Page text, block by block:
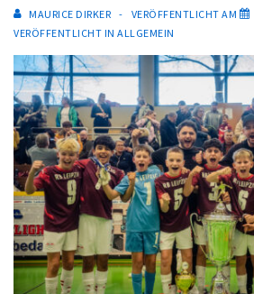
MAURICE DIRKER VERÖFFENTLICHT AM
VERÖFFENTLICHT IN ALLGEMEIN